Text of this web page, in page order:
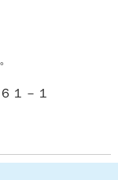
１－１